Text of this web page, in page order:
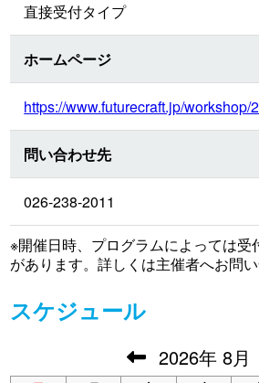
直接受付タイプ
ホームページ
https://www.futurecraft.jp/workshop/
問い合わせ先
026-238-2011
※開催日時、プログラムによっては受
があります。詳しくは主催者へお問い
スケジュール
2026年 8月